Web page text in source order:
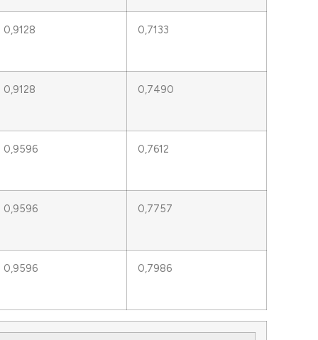
0,9128 0,7133
0,9128 0,7490
0,9596 0,7612
0,9596 0,7757
0,9596 0,7986